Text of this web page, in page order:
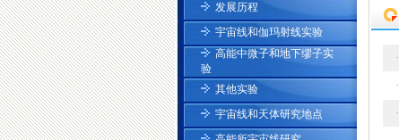
发展历程
宇宙线和伽玛射线实验
高能中微子和地下缪子实
验
其他实验
宇宙线和天体研究地点
·
·
·